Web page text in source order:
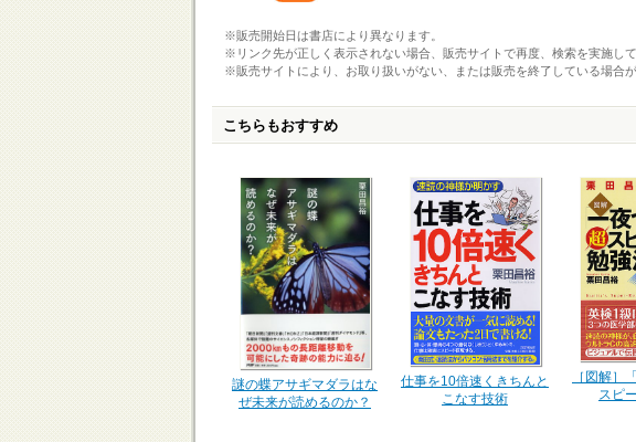
※販売開始日は書店により異なります。
※リンク先が正しく表示されない場合、販売サイトで再度、検索を実施して
※販売サイトにより、お取り扱いがない、または販売を終了している場合が
こちらもおすすめ
謎の蝶アサギマダラはな
ぜ未来が読めるのか？
仕事を10倍速くきちんと
こなす技術
［図解］
スピ